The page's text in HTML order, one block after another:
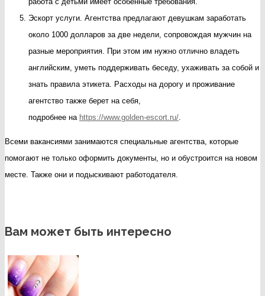
Эскорт услуги. Агентства предлагают девушкам заработать
около 1000 долларов за две недели, сопровождая мужчин на
разные мероприятия. При этом им нужно отлично владеть
английским, уметь поддерживать беседу, ухаживать за собой и
знать правила этикета. Расходы на дорогу и проживание
агентство также берет на себя,
подробнее на https://www.golden-escort.ru/
Всеми вакансиями занимаются специальные агентства, которые
помогают не только оформить документы, но и обустроится на новом
месте. Также они и подыскивают работодателя.
Вам может быть интересно